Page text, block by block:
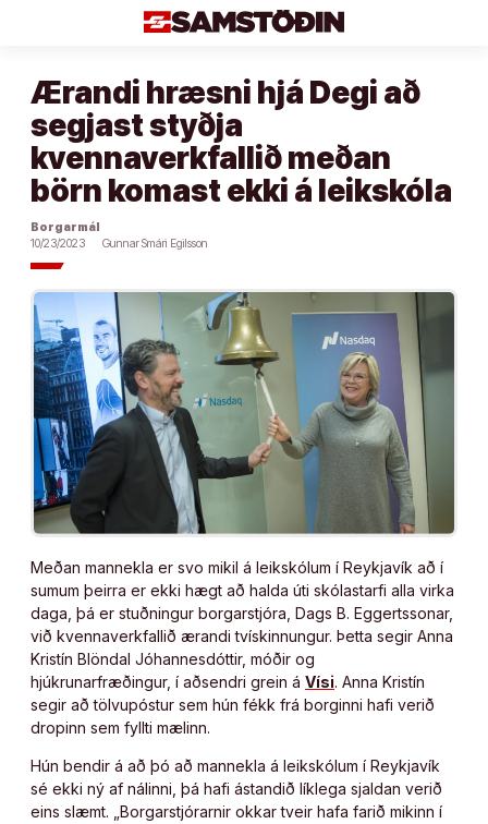
Ærandi hræsni hjá Degi að
segjast styðja
kvennaverkfallið meðan
börn komast ekki á leikskóla
Borgarmál
10/23/2023
Gunnar Smári Egilsson
Meðan mannekla er svo mikil á leikskólum í Reykjavík að í
sumum þeirra er ekki hægt að halda úti skólastarfi alla virka
daga, þá er stuðningur borgarstjóra, Dags B. Eggertssonar,
við kvennaverkfallið ærandi tvískinnungur. Þetta segir Anna
Kristín Blöndal Jóhannesdóttir, móðir og
hjúkrunarfræðingur, í aðsendri grein á Vísi. Anna Kristín
segir að tölvupóstur sem hún fékk frá borginni hafi verið
dropinn sem fyllti mælinn.
Hún bendir á að þó að mannekla á leikskólum í Reykjavík
sé ekki ný af nálinni, þá hafi ástandið líklega sjaldan verið
eins slæmt. „Borgarstjórarnir okkar tveir hafa farið mikinn í